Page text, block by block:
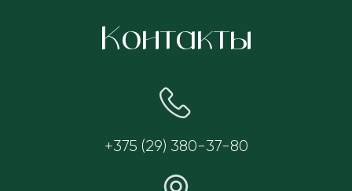
Контакты
+375 (29) 380-37-80